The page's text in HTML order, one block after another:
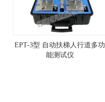
EPT-3型 自动扶梯人行道多功
能测试仪